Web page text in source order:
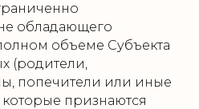
обладающего
объеме Субъекта
(родители,
попечители или иные
которые признаются